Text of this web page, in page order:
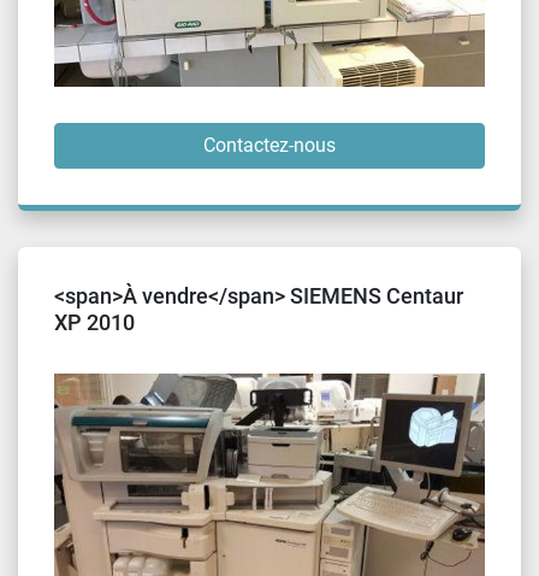
Contactez-nous
<span>À vendre</span> SIEMENS Centaur
XP 2010